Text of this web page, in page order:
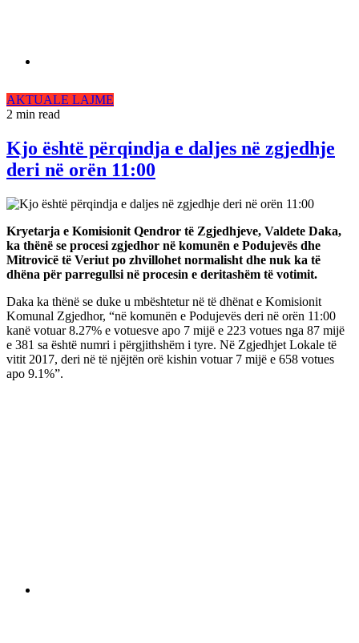
AKTUALE LAJME
2 min read
Kjo është përqindja e daljes në zgjedhje
deri në orën 11:00
Kryetarja e Komisionit Qendror të Zgjedhjeve, Valdete Daka,
ka thënë se procesi zgjedhor në komunën e Podujevës dhe
Mitrovicë të Veriut po zhvillohet normalisht dhe nuk ka të
dhëna për parregullsi në procesin e deritashëm të votimit.
Daka ka thënë se duke u mbështetur në të dhënat e Komisionit
Komunal Zgjedhor, “në komunën e Podujevës deri në orën 11:00
kanë votuar 8.27% e votuesve apo 7 mijë e 223 votues nga 87 mijë
e 381 sa është numri i përgjithshëm i tyre. Në Zgjedhjet Lokale të
vitit 2017, deri në të njëjtën orë kishin votuar 7 mijë e 658 votues
apo 9.1%”.